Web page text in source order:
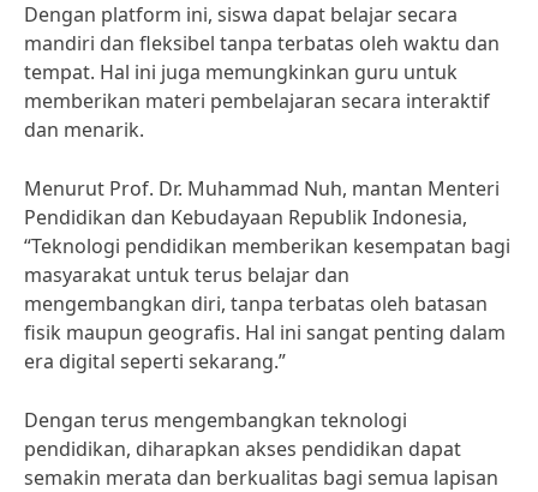
Dengan platform ini, siswa dapat belajar secara
mandiri dan fleksibel tanpa terbatas oleh waktu dan
tempat. Hal ini juga memungkinkan guru untuk
memberikan materi pembelajaran secara interaktif
dan menarik.
Menurut Prof. Dr. Muhammad Nuh, mantan Menteri
Pendidikan dan Kebudayaan Republik Indonesia,
“Teknologi pendidikan memberikan kesempatan bagi
masyarakat untuk terus belajar dan
mengembangkan diri, tanpa terbatas oleh batasan
fisik maupun geografis. Hal ini sangat penting dalam
era digital seperti sekarang.”
Dengan terus mengembangkan teknologi
pendidikan, diharapkan akses pendidikan dapat
semakin merata dan berkualitas bagi semua lapisan